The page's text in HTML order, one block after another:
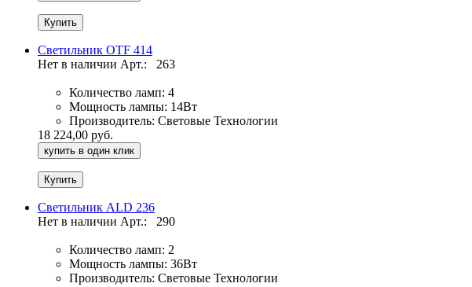
Светильник OTF 414
Нет в наличии Арт.: 263
Количество ламп: 4
Мощность лампы: 14Вт
Производитель: Световые Технологии
18 224,00 руб.
купить в один клик
Светильник ALD 236
Нет в наличии Арт.: 290
Количество ламп: 2
Мощность лампы: 36Вт
Производитель: Световые Технологии